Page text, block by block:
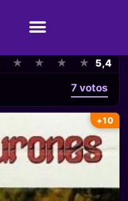
★
★ ★
★ ★
★ ★
★ 5,4
7 votos
+10